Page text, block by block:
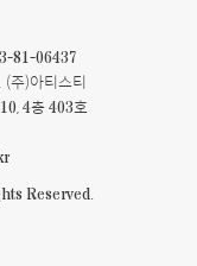
81-06437
주)아티스티
4층 403호
Reserved.